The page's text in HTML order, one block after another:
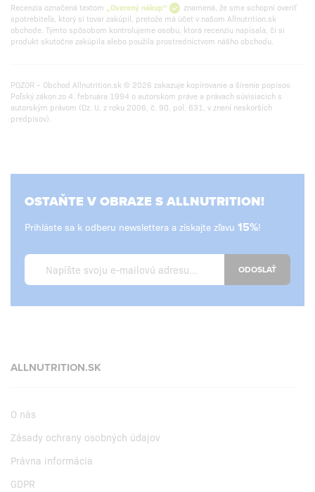
Recenzia označená textom „Overený nákup“
znamená, že sme schopní overiť
spotrebiteľa, ktorý si tovar zakúpil, pretože má účet v našom Allnutrition.sk
obchode. Týmto spôsobom kontrolujeme osobu, ktorá recenziu napísala, či si
produkt skutočne zakúpila alebo použila prostredníctvom nášho obchodu.
POZOR – Obchod Allnutrition.sk © 2026 zakazuje kopírovanie a šírenie popisov.
Poľský zákon zo 4. februára 1994 o autorskom práve a právach súvisiacich s
autorským právom (Dz. U. z roku 2006, č. 90, pol. 631, v znení neskorších
predpisov).
OSTAŇTE V OBRAZE S ALLNUTRITION!
Prihláste sa k odberu newslettera a získajte zľavu 15%!
ODOSLAŤ
ALLNUTRITION.SK
O nás
Zásady ochrany osobných údajov
Právna informácia
GDPR